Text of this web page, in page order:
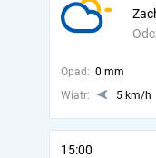
Opad: 0 mm
Wiatr:
5 km/h
15:00